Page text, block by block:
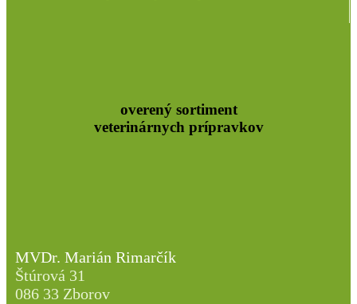
overený sortiment
veterinárnych prípravkov
MVDr. Marián Rimarčík
Štúrová 31
086 33 Zborov